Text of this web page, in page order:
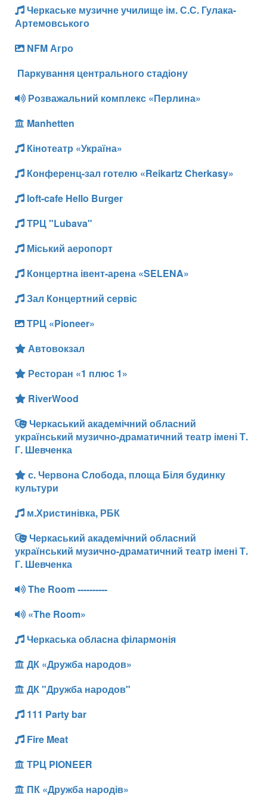
Черкаське музичне училище ім. С.С. Гулака-
Артемовського
NFM Агро
Паркування центрального стадіону
Розважальний комплекс «Перлина»
Manhetten
Кінотеатр «Україна»
Конференц-зал готелю «Reikartz Cherkasy»
loft-cafe Hello Burger
ТРЦ "Lubava"
Міський аеропорт
Концертна івент-арена «SELENA»
Зал Концертний сервіс
ТРЦ «Pioneer»
Автовокзал
Ресторан «1 плюс 1»
RiverWood
Черкаський академічний обласний
український музично-драматичний театр імені Т.
Г. Шевченка
с. Червона Слобода, площа Біля будинку
культури
м.Христинівка, РБК
Черкаський академічний обласний
український музично-драматичний театр імені Т.
Г. Шевченка
The Room ----------
«The Room»
Черкаська обласна філармонія
ДК «Дружба народов»
ДК "Дружба народов"
111 Party bar
Fire Meat
ТРЦ PIONEER
ПК «Дружба народів»